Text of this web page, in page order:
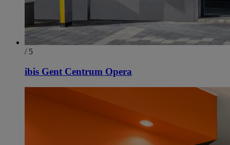
/ 5
ibis Gent Centrum Opera